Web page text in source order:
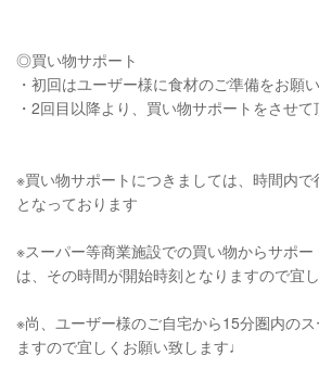
◎買い物サポート
・初回はユーザー様に食材のご準備をお願
・2回目以降より、買い物サポートをさせて
※買い物サポートにつきましては、時間内で
となっております
※スーパー等商業施設での買い物からサポ
は、その時間が開始時刻となりますので宜
※尚、ユーザー様のご自宅から15分圏内の
ますので宜しくお願い致します♩